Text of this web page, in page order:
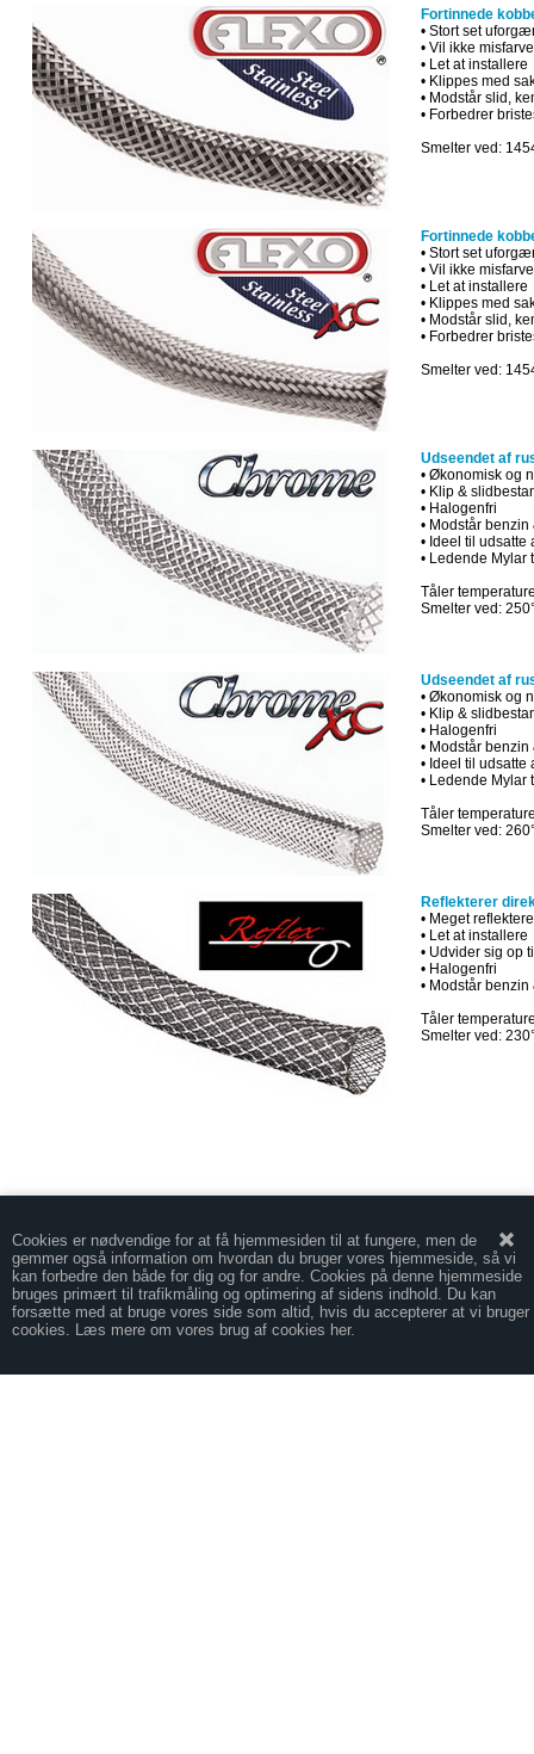
Cookies er nødvendige for at få hjemmesiden til at fungere, men de
gemmer også information om hvordan du bruger vores hjemmeside, så vi
kan forbedre den både for dig og for andre. Cookies på denne hjemmeside
bruges primært til trafikmåling og optimering af sidens indhold. Du kan
forsætte med at bruge vores side som altid, hvis du accepterer at vi bruger
cookies. Læs mere om vores brug af cookies her.
Fortinnede
• Stort set
• Vil ikke misfarve
• Let at installere
•Klippes med
• Modstår slid
• Forbedrer
Smelter ved:
Fortinnede
• Stort set
• Vil ikke misfarve
• Let at installere
•Klippes med
• Modstår slid
• Forbedrer
Smelter ved:
Udseendet af
• Økonomisk og
•Klip&
• Halogenfri
• Modstår benzin
• Ideel til udsatte
• Ledende Mylar
Tåler
Smelter ved:
Udseendet af
• Økonomisk og
•Klip&
• Halogenfri
• Modstår benzin
• Ideel til udsatte
• Ledende Mylar
Tåler
Smelter ved:
Reflekterer
• Meget
• Let at installere
• Udvidersig op
• Halogenfri
• Modstår benzin
Tåler
Smelter ved: